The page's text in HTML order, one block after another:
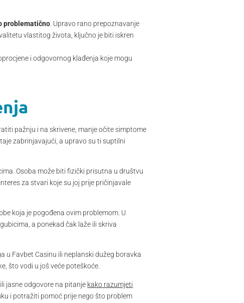
problematično . Upravo rano prepoznavanje
vlastitog života, ključno je biti iskren
i odgovornog klađenja koje mogu
pažnju i na skrivene, manje očite simptome
zabrinjavajući, a upravo su ti suptilni
Osoba može biti fizički prisutna u društvu
za stvari koje su joj prije pričinjavale
koja je pogođena ovim problemom. U
a ponekad čak laže ili skriva
u Favbet Casinu ili neplanski dužeg boravka
što vodi u još veće poteškoće.
jasne odgovore na pitanje kako razumjeti
i potražiti pomoć prije nego što problem